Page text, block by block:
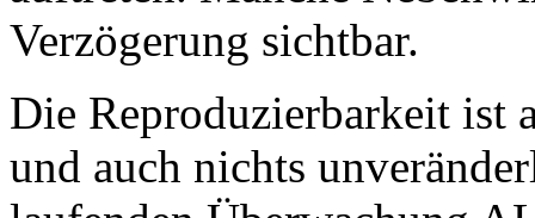
Verzögerung sichtbar.
Die Reproduzierbarkeit ist
und auch nichts